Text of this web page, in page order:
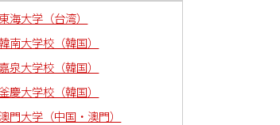
東海大学（台湾）
南大学校（韓国）
嘉泉大学校（韓国）
慶大学校（韓国）
澳門大学（中国・澳門）